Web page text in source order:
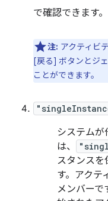
で確認できます。
注: アクティビ
[戻る] ボタンとジ
ことができます。
システム
は、
スタンスを
す。アクテ
メンバーで